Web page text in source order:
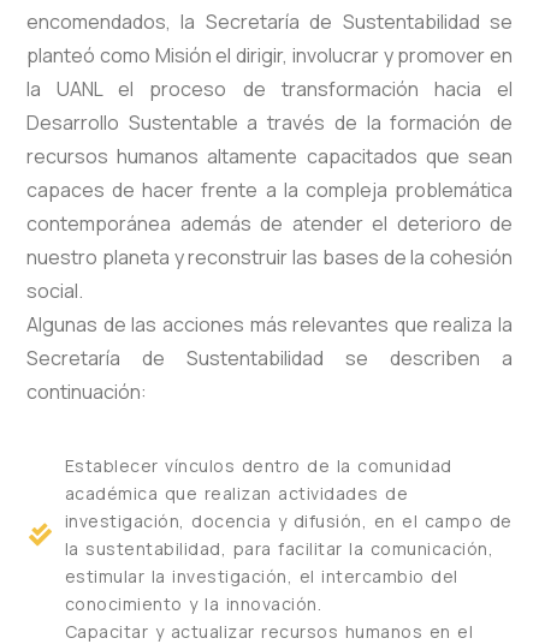
encomendados, la Secretaría de Sustentabilidad se
planteó como Misión el dirigir, involucrar y promover en
la UANL el proceso de transformación hacia el
Desarrollo Sustentable a través de la formación de
recursos humanos altamente capacitados que sean
capaces de hacer frente a la compleja problemática
contemporánea además de atender el deterioro de
nuestro planeta y reconstruir las bases de la cohesión
social.
Algunas de las acciones más relevantes que realiza la
Secretaría de Sustentabilidad se describen a
continuación:
Establecer vínculos dentro de la comunidad
académica que realizan actividades de
investigación, docencia y difusión, en el campo de
la sustentabilidad, para facilitar la comunicación,
estimular la investigación, el intercambio del
conocimiento y la innovación.
Capacitar y actualizar recursos humanos en el